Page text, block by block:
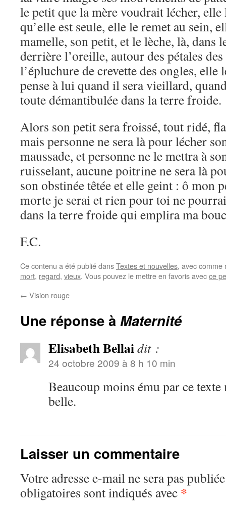
le petit que la mère voudrait lécher,
qu’elle est seule, elle le remet au sein,
mamelle, son petit, et le lèche, là, dans
derrière l’oreille, autour des pétales
l’épluchure de crevette des ongles, elle
pense à lui quand il sera vieillard,
toute démantibulée dans la terre froide.
Alors son petit sera froissé, tout ridé,
mais personne ne sera là pour lécher
maussade, et personne ne le mettra à
ruisselant, aucune poitrine ne sera là
son obstinée têtée et elle geint : ô mon
morte je serai et rien pour toi ne
dans la terre froide qui emplira ma
F.C.
Ce contenu a été publié dansTextes et nouvelles, avec
mort, regard, vieux. Vous pouvez le mettre en favoris avecce
← Vision rouge
Une réponse à Maternité
Elisabeth Bellaidit :
24 octobre 2009 à 8 h 10 min
Beaucoup moins ému par ce
belle.
Laisser un commentaire
Votre adresse e-mail ne sera pas
obligatoires sont indiqués avec *